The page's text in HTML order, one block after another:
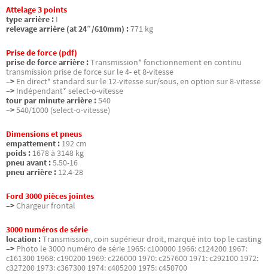
Attelage 3 points
type arrière : I
relevage arrière (at 24″/610mm) :771 kg
Prise de force (pdf)
prise de force arrière :Transmission* fonctionnement en continu
transmission prise de force sur le 4- et 8-vitesse
–> En direct* standard sur le 12-vitesse sur/sous, en option sur 8-vitesse
–> Indépendant* select-o-vitesse
tour par minute arrière :540
–>540/1000 (select-o-vitesse)
Dimensions et pneus
empattement : 192 cm
poids : 1678 à 3148 kg
pneu avant :5.50-16
pneu arrière : 12.4-28
Ford 3000 pièces jointes
–>Chargeur frontal
3000 numéros de série
location :Transmission, coin supérieur droit, marqué into top le casting
–> Photo le 3000 numéro de série 1965: c100000 1966: c124200 1967:
c161300 1968: c190200 1969: c226000 1970: c257600 1971: c292100 1972:
c327200 1973: c367300 1974: c405200 1975: c450700